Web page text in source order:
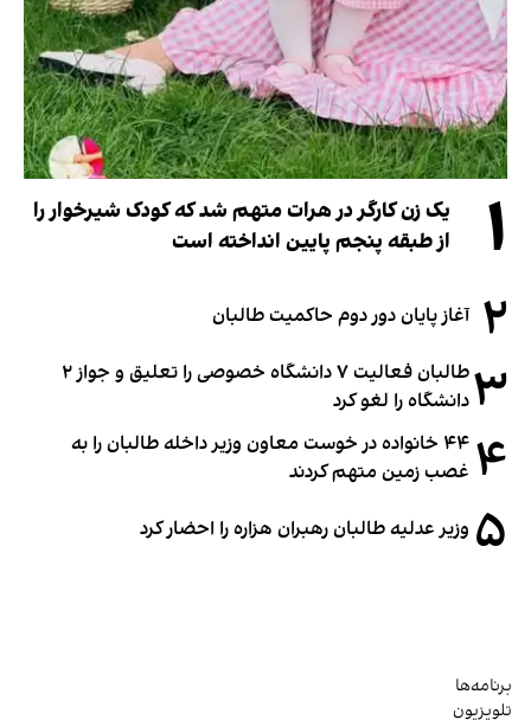
۱
یک زن کارگر در هرات متهم شد که کودک شیرخوار را
از طبقه پنجم پایین انداخته است
۲ آغاز پایان دور دوم حاکمیت طالبان
۳
طالبان فعالیت ۷ دانشگاه خصوصی را تعلیق و جواز ۲
دانشگاه را لغو کرد
۴
۴۴ خانواده در خوست معاون وزیر داخله طالبان را به
غصب زمین متهم کردند
۵ وزیر عدلیه طالبان رهبران هزاره را احضار کرد
برنامه‌ها
تلویزیون